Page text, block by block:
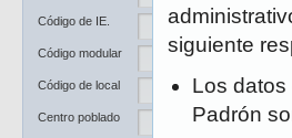
Código de IE.
Código modular
Código de local
Centro poblado
siguiente
Los
Padrón